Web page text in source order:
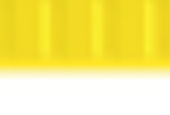
Гомельским облисполкомом
2-А